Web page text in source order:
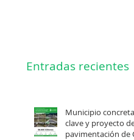
Entradas recientes
Municipio
clave y proyecto
pavimentación de